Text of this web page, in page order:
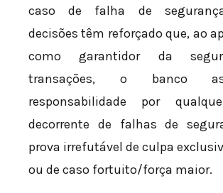
caso de falha de
decisões têm reforçado que, ao
como garantidor da
transações, o banco
responsabilidade por
decorrente de falhas de
prova irrefutável de culpa
ou de caso fortuito/força maior.